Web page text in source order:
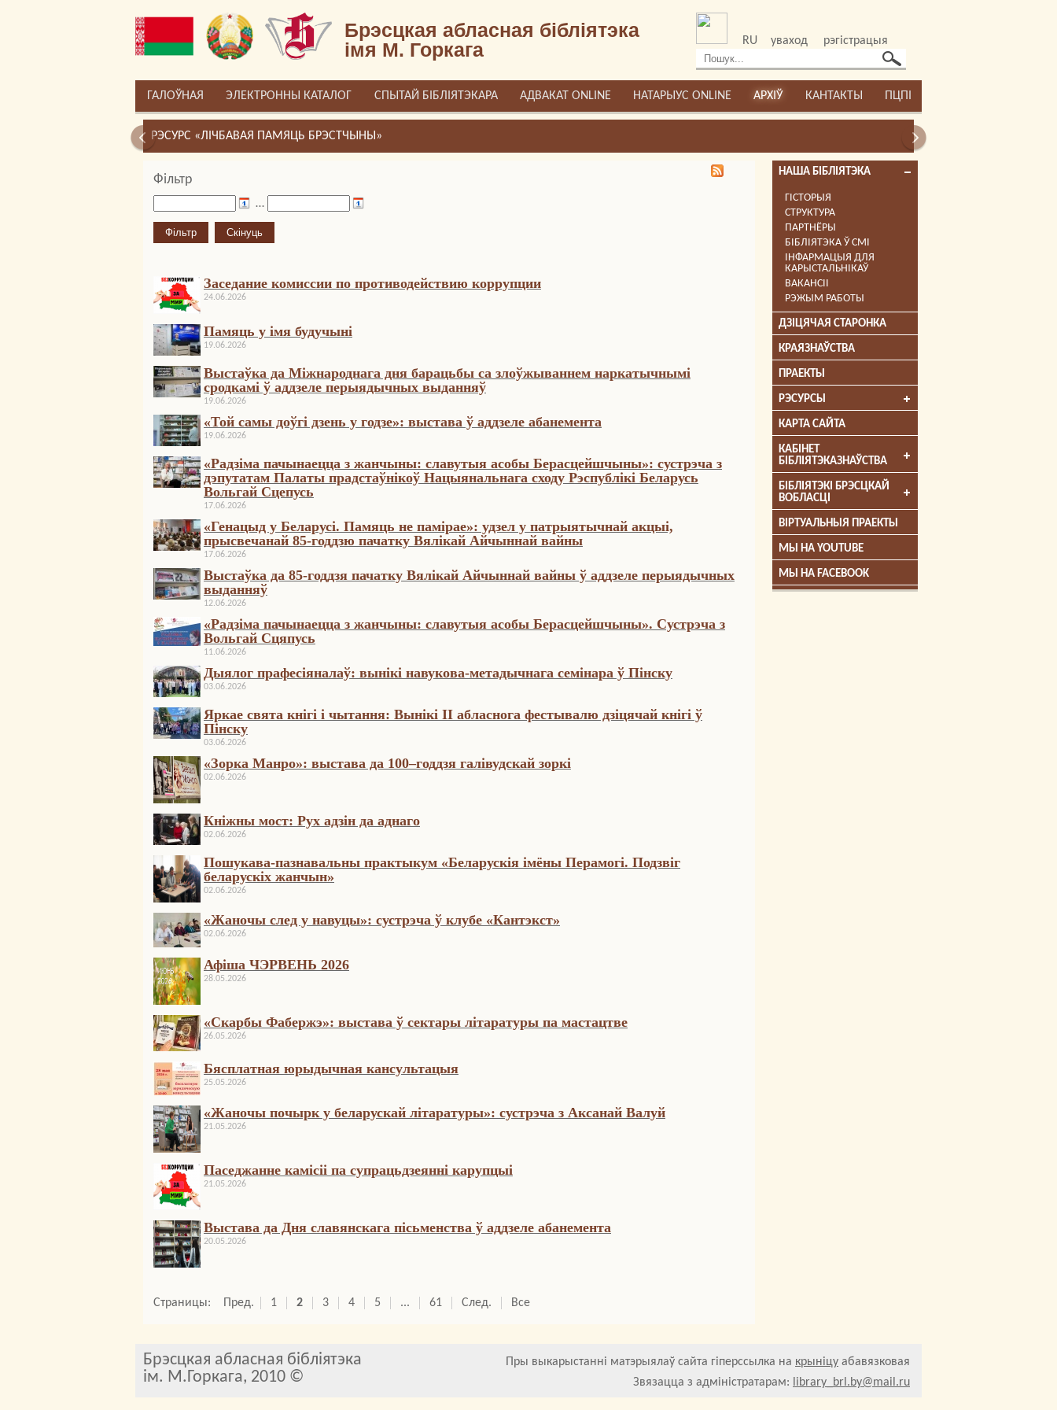
Брэсцкая абласная бібліятэка
імя М. Горкага
RU уваход рэгістрацыя
ГАЛОЎНАЯ ЭЛЕКТРОННЫ КАТАЛОГ СПЫТАЙ БІБЛІЯТЭКАРА АДВАКАТ ONLINE НАТАРЫУС ONLINE АРХІЎ КАНТАКТЫ ПЦПІ
РЭСУРС «ЛІЧБАВАЯ ПАМЯЦЬ БРЭСТЧЫНЫ»
НАША БІБЛІЯТЭКА
ГІСТОРЫЯ
СТРУКТУРА
ПАРТНЁРЫ
БІБЛІЯТЭКА Ў СМІ
ІНФАРМАЦЫЯ ДЛЯ
КАРЫСТАЛЬНІКАЎ
ВАКАНСІІ
РЭЖЫМ РАБОТЫ
ДЗІЦЯЧАЯ СТАРОНКА
КРАЯЗНАЎСТВА
ПРАЕКТЫ
РЭСУРСЫ
КАРТА САЙТА
КАБІНЕТ
БІБЛІЯТЭКАЗНАЎСТВА
БІБЛІЯТЭКІ БРЭСЦКАЙ
ВОБЛАСЦІ
ВІРТУАЛЬНЫЯ ПРАЕКТЫ
МЫ НА YOUTUBE
МЫ НА FACEBOOK
Фільтр
…
Заседание комиссии по противодействию коррупции
24.06.2026
Памяць у імя будучыні
19.06.2026
Выстаўка да Міжнароднага дня барацьбы са злоўжываннем наркатычнымі
сродкамі ў аддзеле перыядычных выданняў
19.06.2026
«Той самы доўгі дзень у годзе»: выстава ў аддзеле абанемента
19.06.2026
«Радзіма пачынаецца з жанчыны: славутыя асобы Берасцейшчыны»: сустрэча з
дэпутатам Палаты прадстаўнікоў Нацыянальнага сходу Рэспублікі Беларусь
Вольгай Сцепусь
17.06.2026
«Генацыд у Беларусі. Памяць не памірае»: удзел у патрыятычнай акцыі,
прысвечанай 85-годдзю пачатку Вялікай Айчыннай вайны
17.06.2026
Выстаўка да 85-годдзя пачатку Вялікай Айчыннай вайны ў аддзеле перыядычных
выданняў
12.06.2026
«Радзіма пачынаецца з жанчыны: славутыя асобы Берасцейшчыны». Сустрэча з
Вольгай Сцяпусь
11.06.2026
Дыялог прафесіяналаў: вынікі навукова-метадычнага семінара ў Пінску
03.06.2026
Яркае свята кнігі і чытання: Вынікі II абласнога фестывалю дзіцячай кнігі ў
Пінску
03.06.2026
«Зорка Манро»: выстава да 100–годдзя галівудскай зоркі
02.06.2026
Кніжны мост: Рух адзін да аднаго
02.06.2026
Пошукава-пазнавальны практыкум «Беларускія імёны Перамогі. Подзвіг
беларускіх жанчын»
02.06.2026
«Жаночы след у навуцы»: сустрэча ў клубе «Кантэкст»
02.06.2026
Афіша ЧЭРВЕНЬ 2026
28.05.2026
«Скарбы Фабержэ»: выстава ў сектары літаратуры па мастацтве
26.05.2026
Бясплатная юрыдычная кансультацыя
25.05.2026
«Жаночы почырк у беларускай літаратуры»: сустрэча з Аксанай Валуй
21.05.2026
Паседжанне камісіі па супрацьдзеянні карупцыі
21.05.2026
Выстава да Дня славянскага пісьменства ў аддзеле абанемента
20.05.2026
Страницы: Пред. 1 2 3 4 5 ... 61 След. Все
Брэсцкая абласная бібліятэка
ім. М.Горкага, 2010 ©
Пры выкарыстанні матэрыялаў сайта гіперссылка на крыніцу абавязковая
Звязацца з адміністратарам:
library_brl.by@mail.ru